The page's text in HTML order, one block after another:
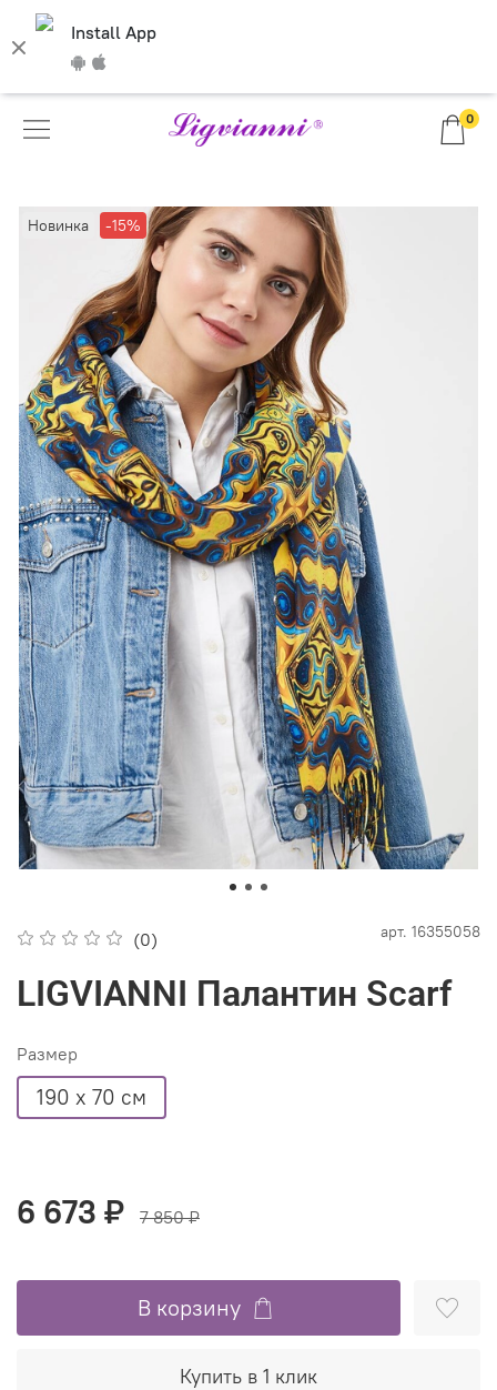
Install App
0
Новинка -15%
(0) арт. 16355058
LIGVIANNI Палантин Scarf
Размер
190 х 70 см
6 673 ₽ 7 850 ₽
В корзину
Купить в 1 клик